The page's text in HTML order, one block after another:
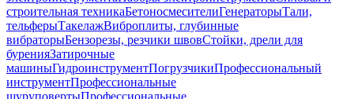
строительная техникаБетоносмесителиГенераторыТали,
тельферыТакелажВиброплиты, глубинные
вибраторыБензорезы, резчики швовСтойки, дрели для
буренияЗатирочные
машиныГидроинструментПогрузчикиПрофессиональный
инструментПрофессиональные
шуруповертыПрофессиональные